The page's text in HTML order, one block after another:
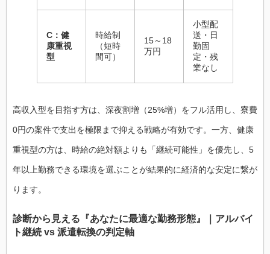
C：健
康重視
型
時給制
（短時
間可）
15～18
万円
小型配
送・日
勤固
定・残
業なし
高収入型を目指す方は、深夜割増（25%増）をフル活用し、寮費
0円の案件で支出を極限まで抑える戦略が有効です。一方、健康
重視型の方は、時給の絶対額よりも「継続可能性」を優先し、5
年以上勤務できる環境を選ぶことが結果的に経済的な安定に繋が
ります。
診断から見える『あなたに最適な勤務形態』｜アルバイ
ト継続 vs 派遣転換の判定軸